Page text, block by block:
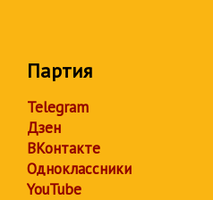
Партия
Telegram
Дзен
ВКонтакте
Одноклассники
YouTube